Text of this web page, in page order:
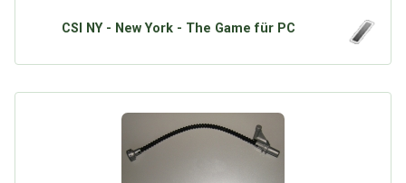
CSI NY - New York - The Game für PC